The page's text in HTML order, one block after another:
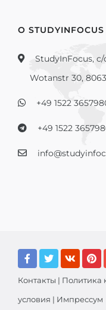
О STUDYINFOCUS
StudyInFocus,
Wotanstr 30,
+49 1522
+49 1522
Контакты | Политика
условия | Импрессум